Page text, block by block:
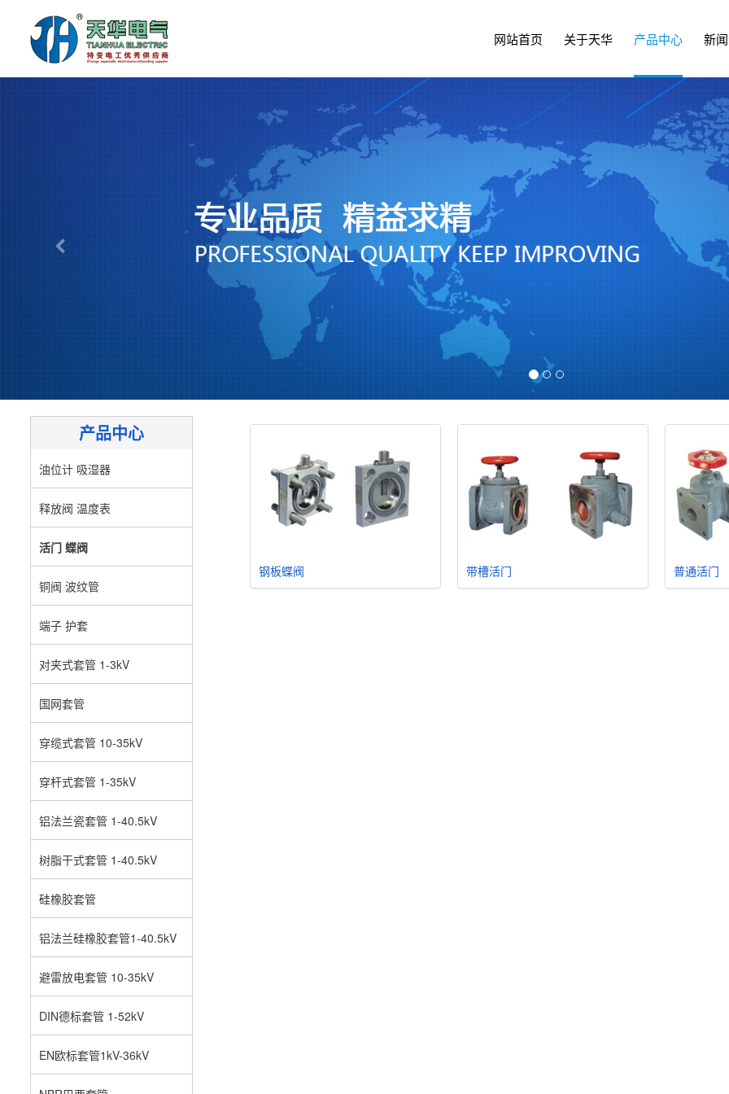
网站首页 关于天华 产品中心 新
产品中心
油位计 吸湿器
释放阀 温度表
活门 蝶阀
铜阀 波纹管
端子 护套
对夹式套管 1-3kV
国网套管
穿缆式套管 10-35kV
穿杆式套管 1-35kV
铝法兰瓷套管 1-40.5kV
树脂干式套管 1-40.5kV
硅橡胶套管
铝法兰硅橡胶套管1-40.5kV
避雷放电套管 10-35kV
DIN德标套管 1-52kV
EN欧标套管1kV-36kV
钢板蝶阀 带槽活门 普通活门